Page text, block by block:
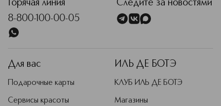
Горячая линия
8-800-100-00-05
Следите за новостями
Для вас
Подарочные карты
Сервисы красоты
ИЛЬ ДЕ БОТЭ
КЛУБ ИЛЬ ДЕ БОТЭ
Магазины